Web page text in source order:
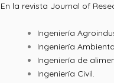
En la revista Journal of
Ingeniería
Ingeniería
Ingeniería de
Ingeniería Civil.